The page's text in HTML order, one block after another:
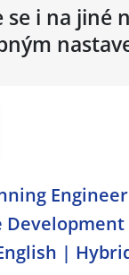
se i na jiné
Development
|